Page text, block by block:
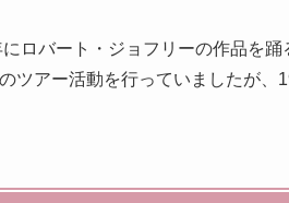
ロバート・ジョフリーの作品を
ツアー活動を行っていましたが、